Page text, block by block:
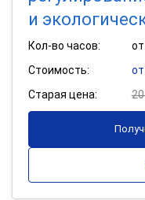
и
Кол-во часов:
Стоимость:
Старая цена: